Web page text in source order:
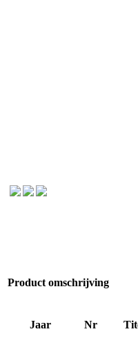
Product omschrijving
Jaar Nr